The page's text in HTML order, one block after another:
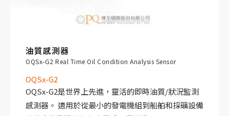
油質感測器
OQSx-G2 Real Time Oil Condition Analysis Sensor
OQSx-G2
OQSx-G2是世界上先進，靈活的即時油質/狀況監測
感測器。 適用於從最小的發電機組到船舶和採礦設備